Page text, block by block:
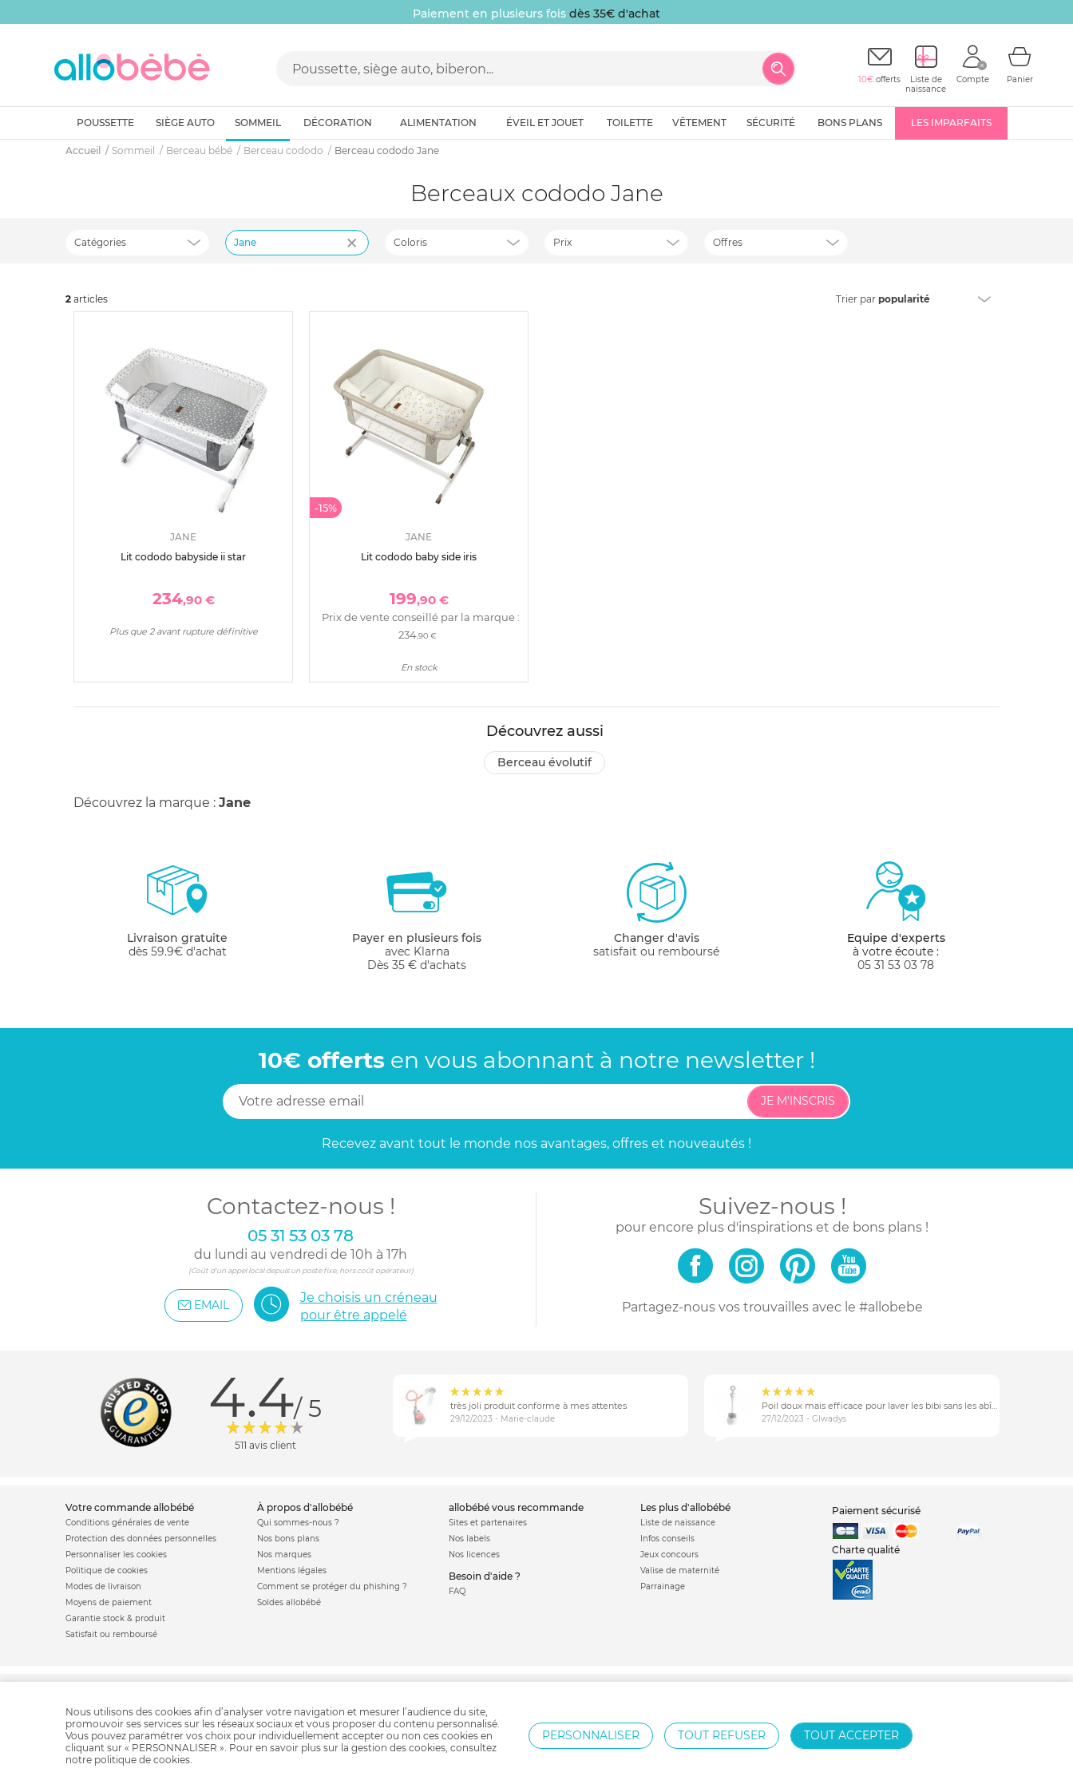
Paiement en plusieurs fois dès 35€ d'achat
10€ offerts
Liste de
naissance
Compte Panier
POUSSETTE SIÈGE AUTO SOMMEIL DÉCORATION ALIMENTATION ÉVEIL ET JOUET TOILETTE VÊTEMENT SÉCURITÉ BONS PLANS LES IMPARFAITS
Accueil Sommeil Berceau bébé Berceau cododo Berceau cododo Jane
Berceaux cododo Jane
Catégories Jane Coloris Prix Offres
2 articles Trier par popularité
JANE
Lit cododo babyside ii star
234,90 €
Plus que 2 avant rupture définitive
-15%
JANE
Lit cododo baby side iris
199,90 €
Prix de vente conseillé par la marque :
234,90 €
En stock
Découvrez aussi
berceau évolutif
Découvrez la marque : Jane
Livraison gratuite
dès 59.9€ d'achat
Payer en plusieurs fois
avec Klarna
Dès 35 € d'achats
Changer d'avis
satisfait ou remboursé
Equipe d'experts
à votre écoute :
05 31 53 03 78
10€ offertsen vous abonnantà notre newsletter !
JE M'INSCRIS
Recevez avant tout le monde nos avantages, offres et nouveautés !
Contactez-nous !
05 31 53 03 78
du lundi au vendredi de 10h à 17h
(Coût d'un appel local depuis un poste fixe, hors coût opérateur)
EMAIL
Je choisis un créneau
pour être appelé
Suivez-nous !
pour encore plus d'inspirations et de bons plans !
Partagez-nous vos trouvaillesavec le #allobebe
4.4/ 5
511 avis client
très joli produit conforme à mes attentes
29/12/2023 - Marie-claude 27/12/2023 - Glwadys
votre commande allobébé
Conditions générales de vente
Protection des données personnelles
Personnaliser les cookies
Politique de cookies
Modes de livraison
Moyens de paiement
Garantie stock & produit
Satisfait ou remboursé
à propos d'allobébé
Qui sommes-nous ?
Nos bons plans
Nos marques
Mentions légales
Comment se protéger du phishing ?
Soldes allobébé
allobébé vous recommande
Sites et partenaires
Nos labels
Nos licences
Besoin d'aide ?
FAQ
les plus d'allobébé
Liste de naissance
Infos conseils
Jeux concours
Valise de maternité
Parrainage
Paiement sécurisé
Charte qualité
Nous utilisons des cookies afin d’analyser votre navigation et mesurer l’audience du site,
promouvoir ses services sur les réseaux sociaux et vous proposer du contenu personnalisé.
Vous pouvez paramétrer vos choix pour individuellement accepter ou non ces cookies en
cliquant sur « PERSONNALISER ». Pour en savoir plus sur la gestion des cookies, consultez
notre politique de cookies.
PERSONNALISER TOUT REFUSER TOUT ACCEPTER